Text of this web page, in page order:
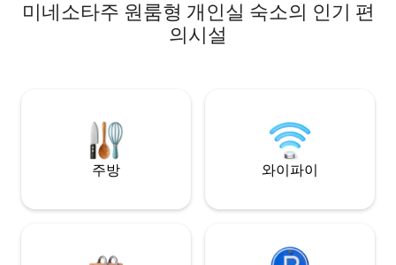
즈 침대 2개/엑스트라 롱 트윈 침대 3개). 커
플 여행, 친구 모임, 가족 여행에 모두 적합
한 훌륭한 숙소입니다! 하이킹, 자전거 타
이 아니라 추억을 만
턴 알프스 스키 리
욕실이 있으며 최
다.
미네소타주 원룸형 개인실 숙소의 인기 편
의시설
주방 와이파이